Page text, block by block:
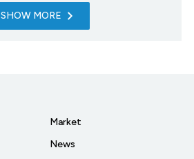
SHOW MORE
Market
News